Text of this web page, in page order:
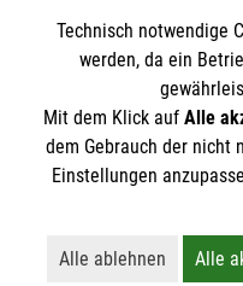
BIC:
Up´n Nien Esch 15
48268 Greven
Telefon: 02571 57150
So finden Sie
Musterstraße 4
12345 Musterstadt
Der Malteser Hilfsdienst
Gewerbesteuer befreit.
Technisch notwendige
werden, da ein
Mit dem Klick auf Alle
dem Gebrauch der nicht
Einstellungen
Alle ablehnen
Lehnt alle
Alle